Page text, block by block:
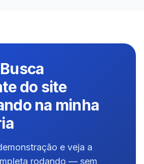
do site
na minha
e veja a
rodando — sem